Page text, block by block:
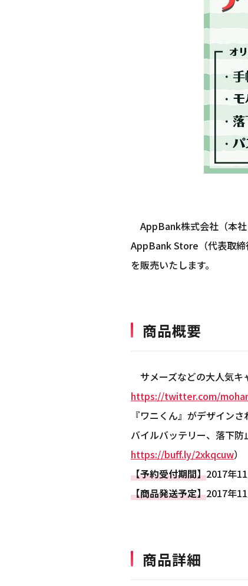
AppBank株式会社（本社
AppBank Store（代表取締
を販売いたします。
商品概要
サメーズなどの大人気キ
https://twitter.com/
『ワニくん』がデザイン
バイルバッテリー、落下
https://buff.ly/2xkqcuw）
【予約受付期間】2017年
【商品発送予定】2017年
商品詳細